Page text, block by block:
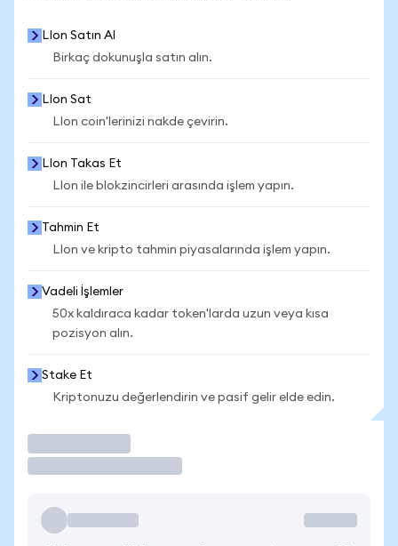
LIon Satın Al
Birkaç dokunuşla satın alın.
LIon Sat
LIon coin'lerinizi nakde çevirin.
LIon Takas Et
LIon ile blokzincirleri arasında işlem yapın.
Tahmin Et
LIon ve kripto tahmin piyasalarında işlem yapın.
Vadeli İşlemler
50x kaldıraca kadar token'larda uzun veya kısa
pozisyon alın.
Stake Et
Kriptonuzu değerlendirin ve pasif gelir elde edin.